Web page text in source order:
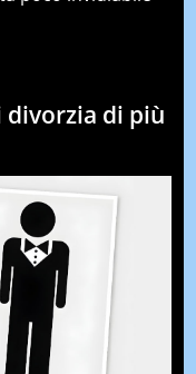
divorzia di più